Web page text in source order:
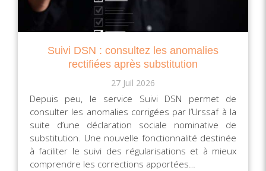
Suivi DSN : consultez les anomalies
rectifiées après substitution
27 Juil 2026
Depuis peu, le service Suivi DSN permet de
consulter les anomalies corrigées par l’Urssaf à la
suite d’une déclaration sociale nominative de
substitution. Une nouvelle fonctionnalité destinée
à faciliter le suivi des régularisations et à mieux
comprendre les corrections apportées…